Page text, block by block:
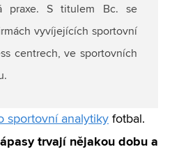
praxe. S titulem Bc. se
vyvíjejících sportovní
centrech, ve sportovních
sportovní analytiky fotbal.
trvají nějakou dobu a